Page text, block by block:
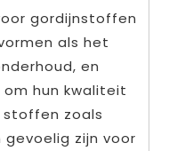
gordijnstoffen
als het
en
hun kwaliteit
zoals
gevoelig zijn voor